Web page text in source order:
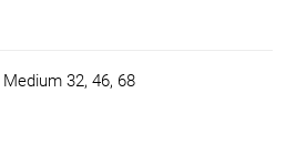
32, 46, 68